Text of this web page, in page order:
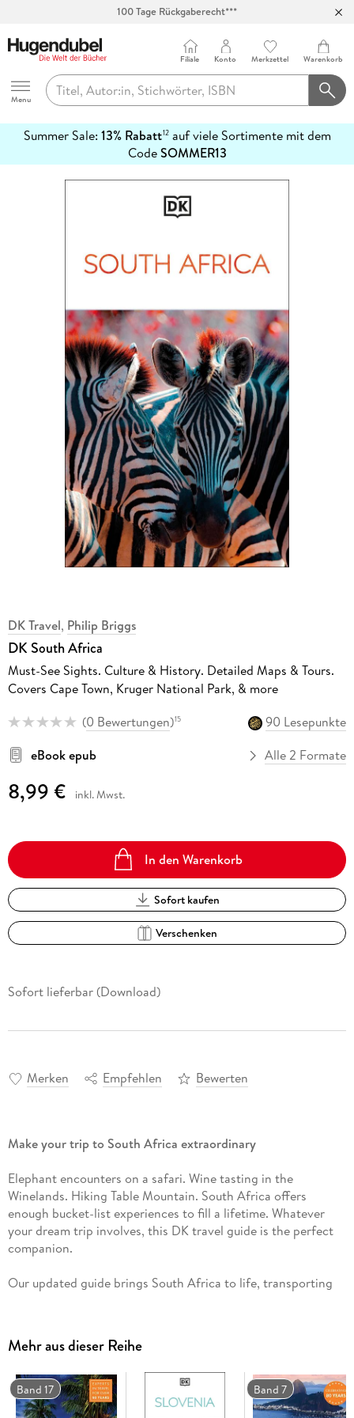
100 Tage Rückgaberecht***
Hugendubel
Menu
Filiale Konto Merkzettel Warenkorb
Summer Sale: 13% Rabatt12auf viele Sortimente mit dem
CodeSOMMER13
erfahren
DK Travel, Philip Briggs
DK South Africa
Must-See Sights. Culture & History. Detailed Maps & Tours.
Covers Cape Town, Kruger National Park, & more
(0 Bewertungen)15
90 Lesepunkte
eBook epub
Alle 2 Formate
8,99 € inkl. Mwst.
In den Warenkorb
Sofort kaufen
Verschenken
Sofort lieferbar (Download)
Merken Empfehlen Bewerten
Make your trip to South Africa extraordinary
Elephant encounters on a safari. Wine tasting in the
Winelands. Hiking Table Mountain. South Africa offers
enough bucket-list experiences to fill a lifetime. Whatever
your dream trip involves, this DK travel guide is the perfect
companion.
Our updated guide brings South Africa to life, transporting
our hand-drawn illustrations, which take you inside the
country's buildings and neighbourhoods.
You'll discover:
Mehr aus dieser Reihe
Band 17 Band 7